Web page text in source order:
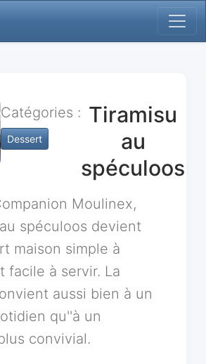
Catégories :
Dessert
Tiramisu
au
spéculoos
Moulinex,
spéculoos devient
maison simple à
facile à servir. La
aussi bien à un
qu''à un
convivial.